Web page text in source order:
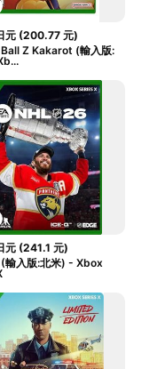
元 (200.77 元)
Z Kakarot (輸入版:
元 (241.1 元)
輸入版:北米) - Xbox